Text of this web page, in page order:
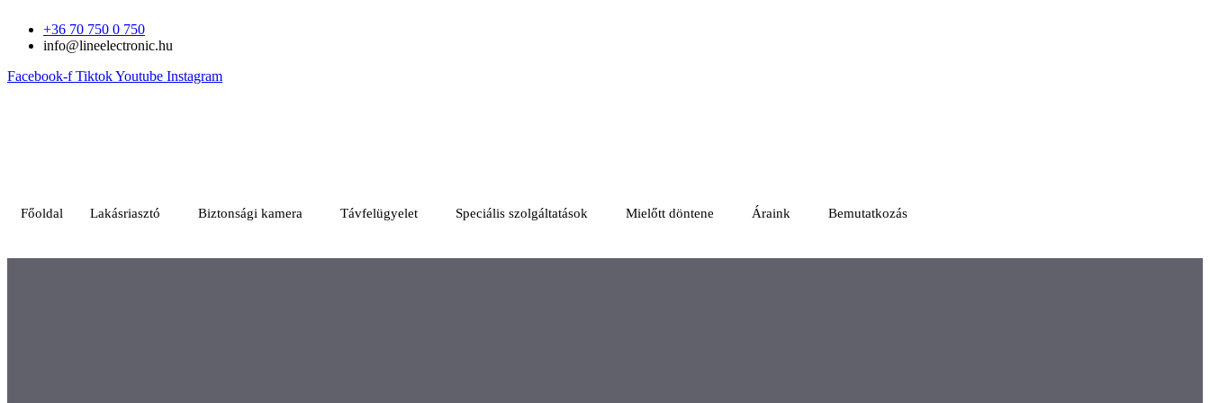
tartalomhoz
+36 70 750 0 750
info@lineelectronic.hu
Facebook-f TiktokYoutube Instagram
Főoldal Lakásriasztó Biztonsági kamera Távfelügyelet Speciális szolgáltatások Mielőtt döntene Áraink Bemutatkozás